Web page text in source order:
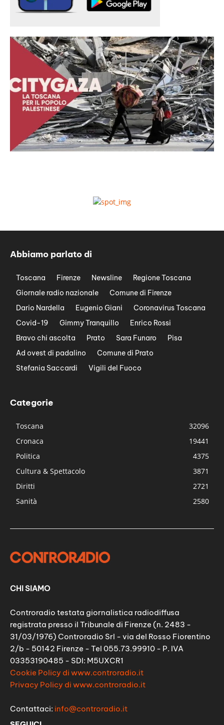
Abbiamo parlato di
Toscana Firenze Newsline
Regione Toscana
Giornale radio nazionale
Comune di Firenze
Dario Nardella
Eugenio Giani
Coronavirus Toscana
Covid-19
Gimmy Tranquillo
Enrico Rossi
Bravo chi ascolta
Prato Sara Funaro
Pisa
Ad ovest di padalino
Comune di Prato
Stefania Saccardi
Vigili del Fuoco
Categorie
Toscana
32096
Cronaca
19441
Politica
4375
Cultura & Spettacolo
3871
Diritti
2721
Sanità
2580
CHI SIAMO
Controradio testata giornalistica radiodiffusa
registrata presso il Tribunale di Firenze (n. 2483 -
31/03/1976) Controradio Srl - via del Rosso Fiorentino
2/b - 50142 Firenze - Tel 055.73.99910 - P. IVA
03353190485 - SDI: M5UXCR1
Cookie Policy di www.controradio.it
Privacy Policy di www.controradio.it
Contattaci: info@controradio.it